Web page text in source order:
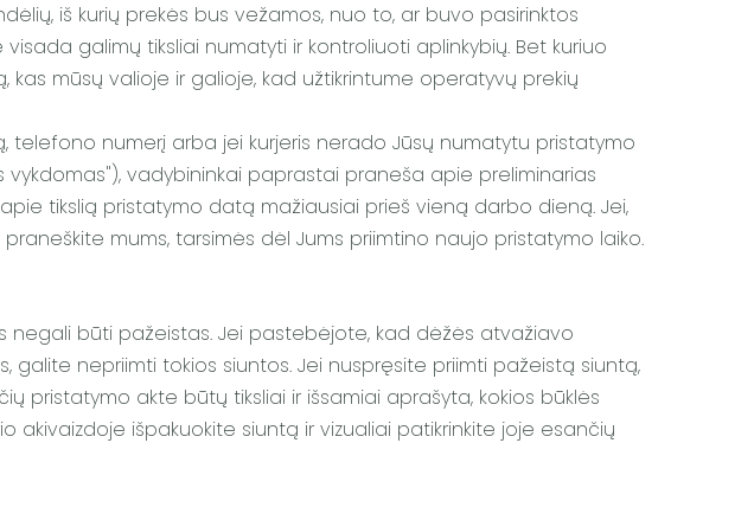
iš kurių prekės bus vežamos, nuo to, ar buvo pasirinktos
galimų tiksliai numatyti ir kontroliuoti aplinkybių. Bet kuriuo
kas mūsų valioje ir galioje, kad užtikrintume operatyvų prekių
numerį arba jei kurjeris nerado Jūsų numatytu pristatymo
vykdomas"), vadybininkai paprastai praneša apie preliminarias
tikslią pristatymo datą mažiausiai prieš vieną darbo dieną. Jei,
mums, tarsimės dėl Jums priimtino naujo pristatymo laiko.
negali būti pažeistas. Jei pastebėjote, kad dėžės atvažiavo
galite nepriimti tokios siuntos. Jei nuspręsite priimti pažeistą siuntą,
pristatymo akte būtų tiksliai ir išsamiai aprašyta, kokios būklės
išpakuokite siuntą ir vizualiai patikrinkite joje esančių